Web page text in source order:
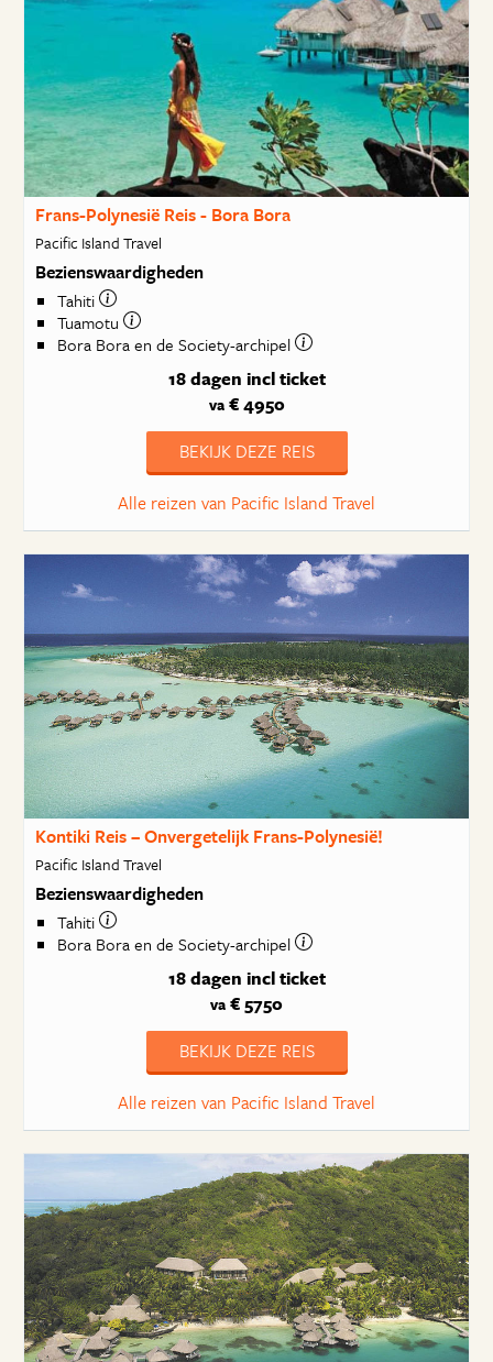
Frans-Polynesië Reis - Bora Bora
Pacific Island Travel
Bezienswaardigheden
Tahiti
Tuamotu
Bora Bora en de Society-archipel
18 dagen incl ticket
va€ 4950
BEKIJK DEZE REIS
Alle reizen van Pacific Island Travel
Kontiki Reis – Onvergetelijk Frans-Polynesië!
Pacific Island Travel
Bezienswaardigheden
Tahiti
Bora Bora en de Society-archipel
18 dagen incl ticket
va € 5750
BEKIJK DEZE REIS
Alle reizen van Pacific Island Travel